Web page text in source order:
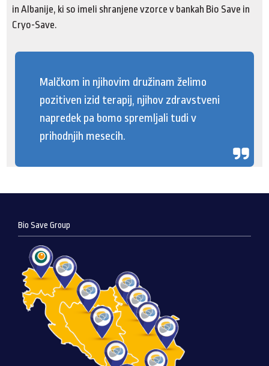
in Albanije, ki so imeli shranjene vzorce v bankah Bio Save in
Cryo-Save.
Malčkom in njihovim družinam želimo
pozitiven izid terapij, njihov zdravstveni
napredek pa bomo spremljali tudi v
prihodnjih mesecih.
Bio Save Group